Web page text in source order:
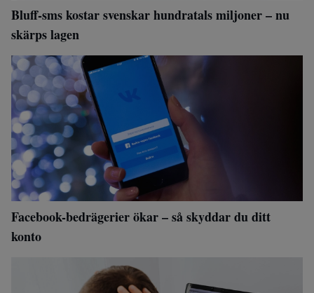
Bluff-sms kostar svenskar hundratals miljoner – nu
skärps lagen
Facebook-bedrägerier ökar – så skyddar du ditt
konto